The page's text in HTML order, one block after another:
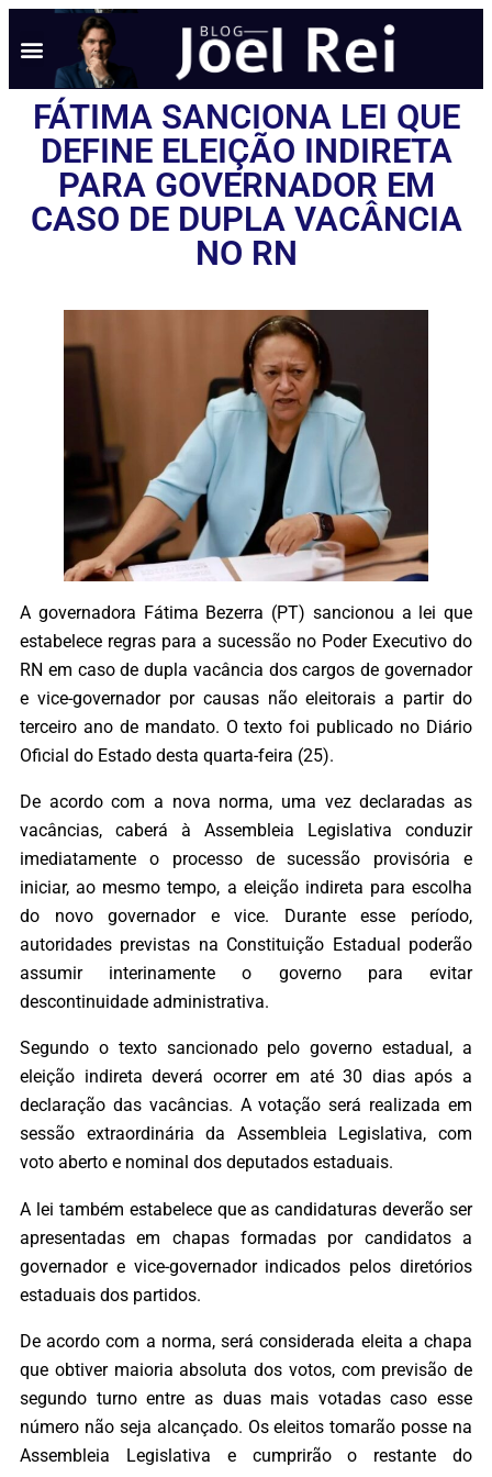
FÁTIMA SANCIONA LEI QUE
DEFINE ELEIÇÃO INDIRETA
PARA GOVERNADOR EM
CASO DE DUPLA VACÂNCIA
NO RN
A governadora Fátima Bezerra (PT) sancionou a lei que
estabelece regras para a sucessão no Poder Executivo do
RN em caso de dupla vacância dos cargos de governador
e vice-governador por causas não eleitorais a partir do
terceiro ano de mandato. O texto foi publicado no Diário
Oficial do Estado desta quarta-feira (25).
De acordo com a nova norma, uma vez declaradas as
vacâncias, caberá à Assembleia Legislativa conduzir
imediatamente o processo de sucessão provisória e
iniciar, ao mesmo tempo, a eleição indireta para escolha
do novo governador e vice. Durante esse período,
autoridades previstas na Constituição Estadual poderão
assumir interinamente o governo para evitar
descontinuidade administrativa.
Segundo o texto sancionado pelo governo estadual, a
eleição indireta deverá ocorrer em até 30 dias após a
declaração das vacâncias. A votação será realizada em
sessão extraordinária da Assembleia Legislativa, com
voto aberto e nominal dos deputados estaduais.
A lei também estabelece que as candidaturas deverão ser
apresentadas em chapas formadas por candidatos a
governador e vice-governador indicados pelos diretórios
estaduais dos partidos.
De acordo com a norma, será considerada eleita a chapa
que obtiver maioria absoluta dos votos, com previsão de
segundo turno entre as duas mais votadas caso esse
número não seja alcançado. Os eleitos tomarão posse na
Assembleia Legislativa e cumprirão o restante do